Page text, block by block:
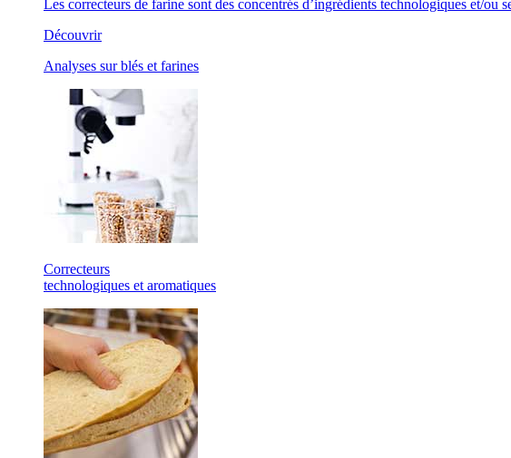
Les correcteurs de farine sont des concentrés d’ingrédients technologiques et/
Découvrir
Analyses sur blés et farines
Correcteurs
technologiques et aromatiques